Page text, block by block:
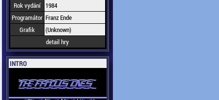
Rok vydání
1984
Programátor Franz Ende
Grafik
(Unknown)
detail hry
INTRO